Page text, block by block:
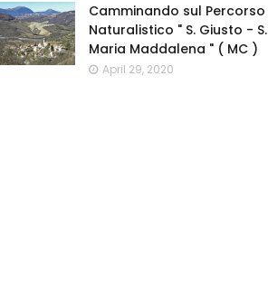
Camminando sul Percorso
Naturalistico " S. Giusto - S.
Maria Maddalena " ( MC )
April 29, 2020